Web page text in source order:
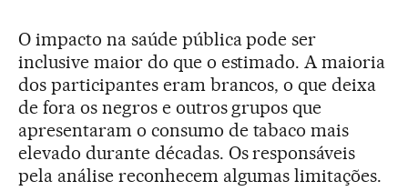
O impacto na saúde pública pode ser
inclusive maior do que o estimado. A maioria
dos participantes eram brancos, o que deixa
de fora os negros e outros grupos que
apresentaram o consumo de tabaco mais
elevado durante décadas. Os responsáveis
pela análise reconhecem algumas limitações.